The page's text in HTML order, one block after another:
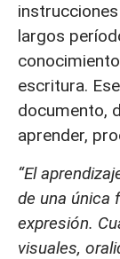
largos
escritura.
documento,
aprender,
“El
de una única
expresión.
visuales,